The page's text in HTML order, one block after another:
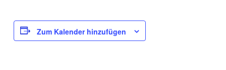
Zum Kalender hinzufügen